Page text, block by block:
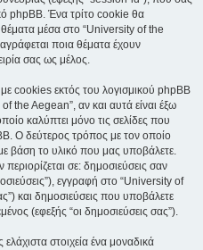
phpBB. Ένα τρίτο cookie θα
θέματα μέσα στο “University of the
ποια θέματα έχουν
σας ως μέλος.
cookies εκτός του λογισμικού phpBB
the Aegean”, αν και αυτά είναι έξω
καλύπτει μόνο τις σελίδες που
Ο δεύτερος τρόπος με τον οποίο
βάση το υλικό που μας υποβάλετε.
σε: δημοσιεύσεις σαν
εγγραφή στο “University of
και δημοσιεύσεις που υποβάλετε
(εφεξής “οι δημοσιεύσεις σας”).
στοιχεία ένα μοναδικά